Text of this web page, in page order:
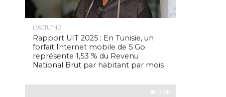
L'ACTUTHD
Rapport UIT 2025 : En Tunisie, un
forfait Internet mobile de 5 Go
représente 1,53 % du Revenu
National Brut par habitant par mois
2.5K